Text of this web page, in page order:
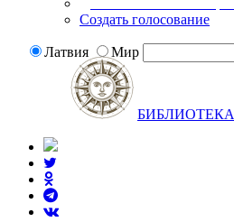
Создать голосование
Латвия Мир
БИБЛИОТЕКА